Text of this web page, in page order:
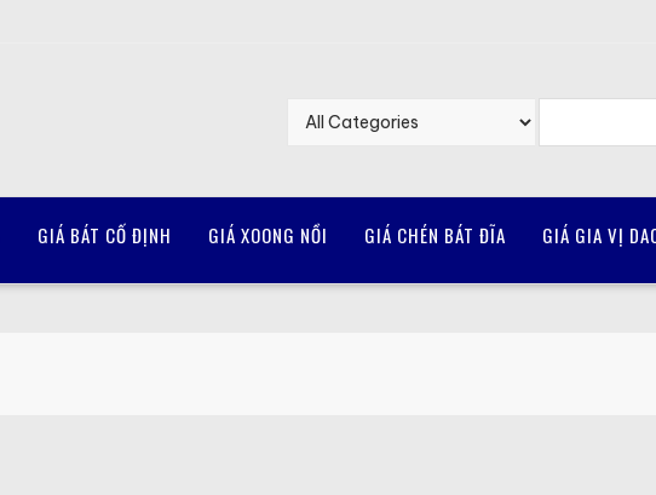
GIÁ BÁT CỐ ĐỊNH GIÁ XOONG NỒI GIÁ CHÉN BÁT ĐĨA GIÁ GIA VỊ